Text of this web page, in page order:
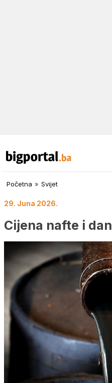
Početna » Svijet
29. Juna 2026.
Cijena nafte i